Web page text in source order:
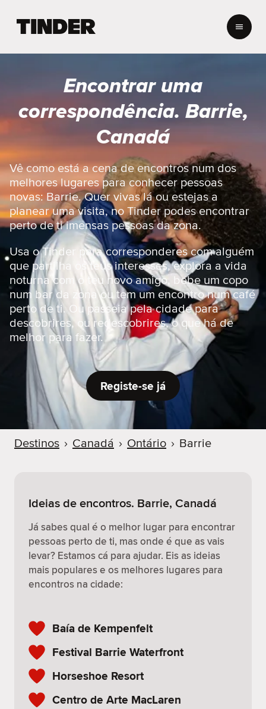
a
n
c
a
l
d
o
T
i
n
d
e
r
Encontrar uma
correspondência. Barrie,
Canadá
Vê como está a cena de encontros num dos
melhores lugares para conhecer pessoas
novas: Barrie. Quer vivas lá ou estejas a
planear uma visita, no Tinder podes encontrar
perto de ti imensas pessoas da zona.
Usa o Tinder para corresponderes com alguém
que partilha os teus interesses, explora a vida
noturna com o teu novo amigo, bebe um copo
num bar da zona ou tem um encontro num café
perto de ti. Ou passeia pela cidade para
descobrires, ou redescobrires, o que há de
melhor para fazer.
Registe-se já
Destinos › Canadá › Ontário › Barrie
Ideias de encontros. Barrie, Canadá
Já sabes qual é o melhor lugar para encontrar
pessoas perto de ti, mas onde é que as vais
levar? Estamos cá para ajudar. Eis as ideias
mais populares e os melhores lugares para
encontros na cidade:
Baía de Kempenfelt
Festival Barrie Waterfront
Horseshoe Resort
Centro de Arte MacLaren